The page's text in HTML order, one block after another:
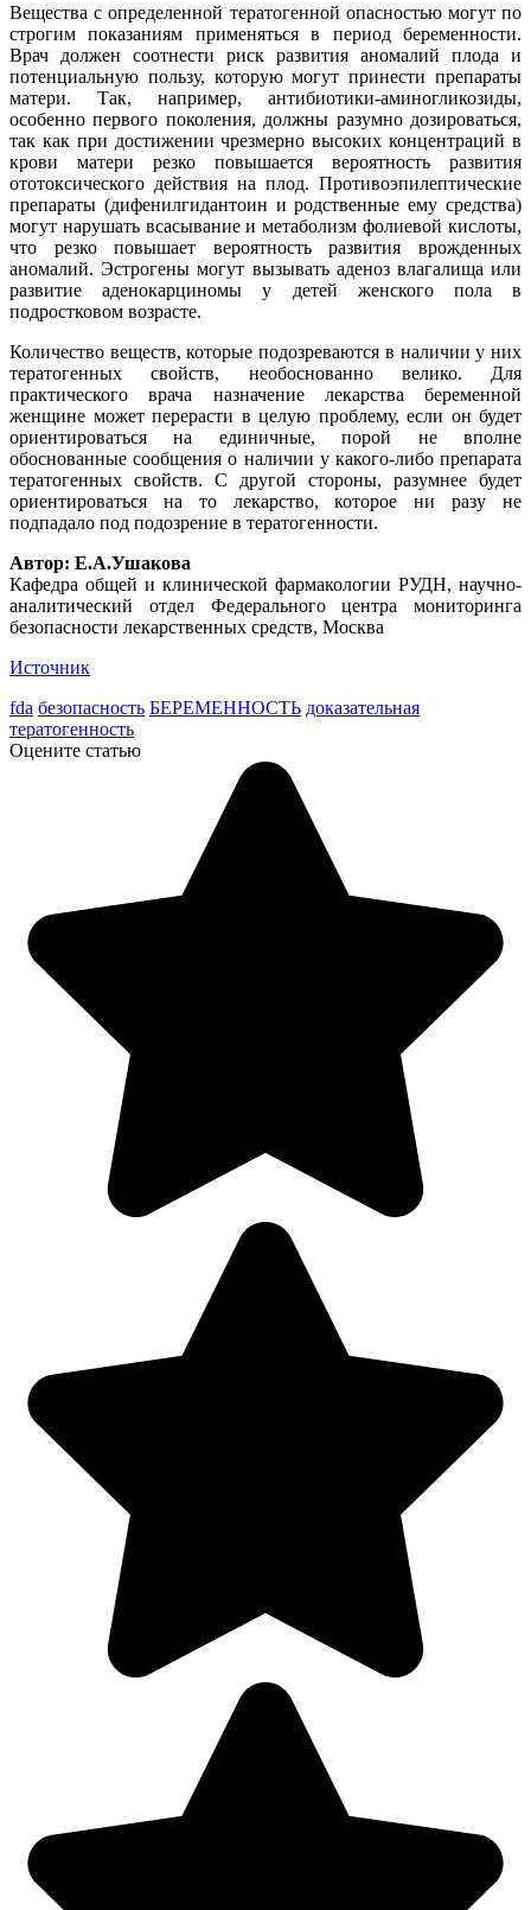
Вещества с определенной тератогенной опасностью могут по
строгим показаниям применяться в период беременности.
Врач должен соотнести риск развития аномалий плода и
потенциальную пользу, которую могут принести препараты
матери. Так, например, антибиотики-аминогликозиды,
особенно первого поколения, должны разумно дозироваться,
так как при достижении чрезмерно высоких концентраций в
крови матери резко повышается вероятность развития
ототоксического действия на плод. Противоэпилептические
препараты (дифенилгидантоин и родственные ему средства)
могут нарушать всасывание и метаболизм фолиевой кислоты,
что резко повышает вероятность развития врожденных
аномалий. Эстрогены могут вызывать аденоз влагалища или
развитие аденокарциномы у детей женского пола в
подростковом возрасте.
Количество веществ, которые подозреваются в наличии у них
тератогенных свойств, необоснованно велико. Для
практического врача назначение лекарства беременной
женщине может перерасти в целую проблему, если он будет
ориентироваться на единичные, порой не вполне
обоснованные сообщения о наличии у какого-либо препарата
тератогенных свойств. С другой стороны, разумнее будет
ориентироваться на то лекарство, которое ни разу не
подпадало под подозрение в тератогенности.
Автор: Е.А.Ушакова
Кафедра общей и клинической фармакологии РУДН, научно-
аналитический отдел Федерального центра мониторинга
безопасности лекарственных средств, Москва
Источник
fda безопасность БЕРЕМЕННОСТЬ доказательная
тератогенность
Оцените статью